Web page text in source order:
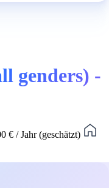
genders) -
€ / Jahr (geschätzt)